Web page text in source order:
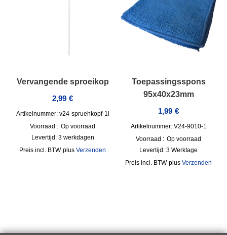
Vervangende sproeikop
2,99 €
Artikelnummer: v24-spruehkopf-1l
Voorraad : Op voorraad
Levertijd: 3 werkdagen
incl. BTW plus Verzenden
Toepassingsspons
95x40x23mm
1,99 €
Artikelnummer: V24-9010-1
Voorraad : Op voorraad
Levertijd: 3 Werktage
incl. BTW plus Verzenden